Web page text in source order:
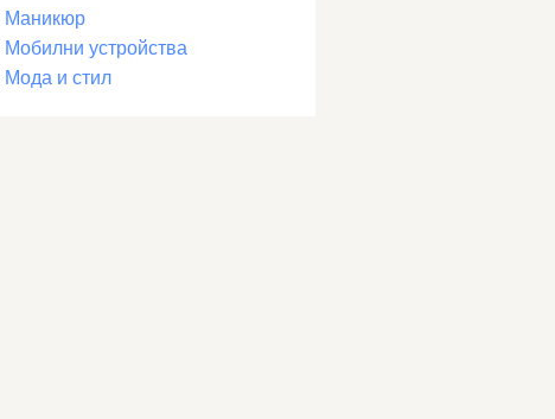
Маникюр
Мобилни устройства
Мода и стил